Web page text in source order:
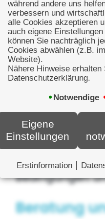
während andere uns
verbessern und
alle Cookies akzeptieren
auch eigene
können Sie nachträglich
Cookies abwählen (z.B.
Website).
Nähere Hinweise erhalten
Datenschutzerklärung.
Notwendige
Eigene
Einstellungen
Erstinformation
Über die VEMA
kompetente
zurückgreifen,
Detailfragen
stehen. Zudem
vielen
Bedingungen
Beratung